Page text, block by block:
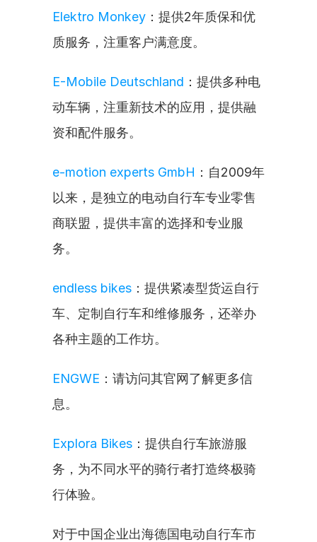
Elektro Monkey ：提供2年质保和优
质服务，注重客户满意度。
E-Mobile Deutschland ：提供多种电
动车辆，注重新技术的应用，提供融
资和配件服务。
e-motion experts GmbH ：自2009年
以来，是独立的电动自行车专业零售
商联盟，提供丰富的选择和专业服
务。
endless bikes ：提供紧凑型货运自行
车、定制自行车和维修服务，还举办
各种主题的工作坊。
ENGWE ：请访问其官网了解更多信
息。
Explora Bikes ：提供自行车旅游服
务，为不同水平的骑行者打造终极骑
行体验。
对于中国企业出海德国电动自行车市